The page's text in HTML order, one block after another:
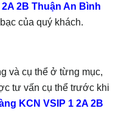
2B Thuận An Bình
của quý khách.
và cụ thể ở từng mục,
tư vấn cụ thể trước khi
KCN VSIP 1 2A 2B